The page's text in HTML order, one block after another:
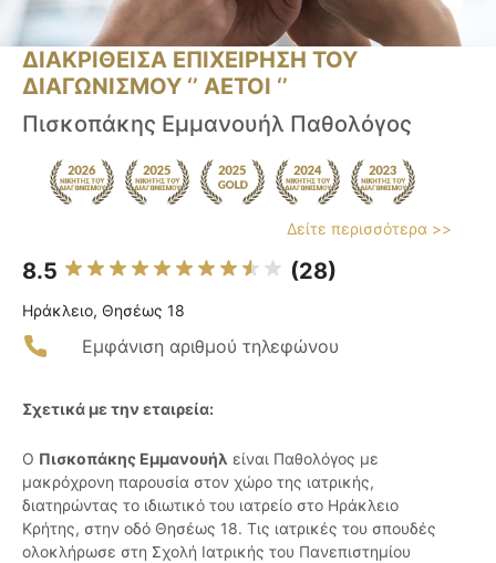
ΔΙΑΚΡΙΘΕΙΣΑ ΕΠΙΧΕΙΡΗΣΗ ΤΟΥ
ΔΙΑΓΩΝΙΣΜΟΥ ‘’ ΑΕΤΟΙ ‘’
Πισκοπάκης Εμμανουήλ Παθολόγος
Δείτε περισσότερα >>
8.5 (28)
Ηράκλειο, Θησέως 18
Εμφάνιση αριθμού τηλεφώνου
Σχετικά με την εταιρεία:
Ο Πισκοπάκης Εμμανουήλ είναι Παθολόγος με
μακρόχρονη παρουσία στον χώρο της ιατρικής,
διατηρώντας το ιδιωτικό του ιατρείο στο Ηράκλειο
Κρήτης, στην οδό Θησέως 18. Τις ιατρικές του σπουδές
ολοκλήρωσε στη Σχολή Ιατρικής του Πανεπιστημίου